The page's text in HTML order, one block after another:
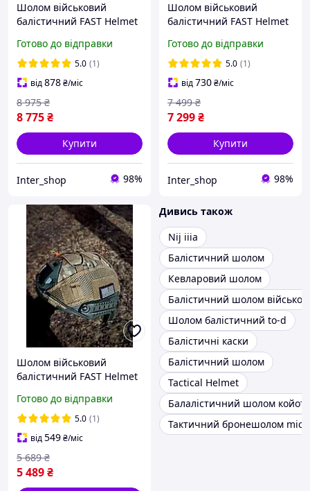
Шолом військовий
балістичний FAST Helmet
тактичні навушники
Walkers та ліхтар олива
Готово до відправки
5.0 (1)
від878₴/міс
8 775₴
8 975 ₴
Купити
Inter_shop 98%
Шолом військовий
балістичний FAST Helmet
тактичні навушники
Walkers койот
Готово до відправки
5.0 (1)
від730₴/міс
7 299₴
7 499 ₴
Купити
Inter_shop 98%
Шолом військовий
балістичний FAST Helmet
захисна каска
куленепробивна олива
Готово до відправки
5.0 (1)
від549₴/міс
5 489₴
5 689 ₴
Дивись також
Nij iiia
Балістичний шолом
Кевларовий шолом
Балістичний шолом
Шолом балістичний to-d
Балістичні каски
Балістичний шолом
Tactical Helmet
Балалістичний шолом койот
Тактичний бронешолом mich